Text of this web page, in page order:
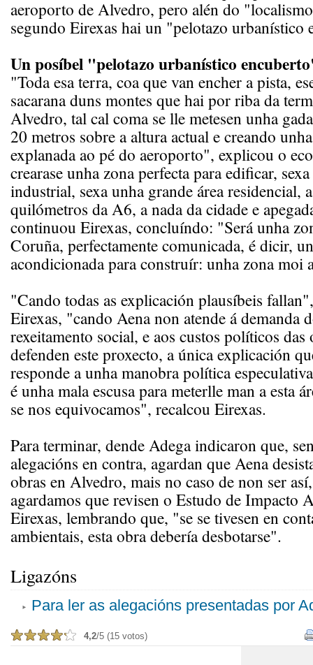
aeroporto de Alvedro, pero alén do
segundo Eirexas hai un "pelotazo urbanístico
Un posíbel "pelotazo urbanístico
"Toda esa terra, coa que van encher a pista,
sacarana duns montes que hai por riba da
Alvedro, tal cal coma se lle metesen unha
20 metros sobre a altura actual e creando
explanada ao pé do aeroporto", explicou o
crearase unha zona perfecta para edificar,
industrial, sexa unha grande área residencial,
quilómetros da A6, a nada da cidade e
continuou Eirexas, concluíndo: "Será unha
Coruña, perfectamente comunicada, é dicir,
acondicionada para construír: unha zona moi
"Cando todas as explicación plausíbeis
Eirexas, "cando Aena non atende á demanda
rexeitamento social, e aos custos políticos
defenden este proxecto, a única explicación
responde a unha manobra política
é unha mala escusa para meterlle man a esta
se nos equivocamos", recalcou Eirexas.
Para terminar, dende Adega indicaron que,
alegacións en contra, agardan que Aena
obras en Alvedro, mais no caso de non ser
agardamos que revisen o Estudo de Impacto
Eirexas, lembrando que, "se se tivesen en
ambientais, esta obra debería desbotarse".
Ligazóns
Para ler as alegacións presentadas por
4,2/5 (15 votos)